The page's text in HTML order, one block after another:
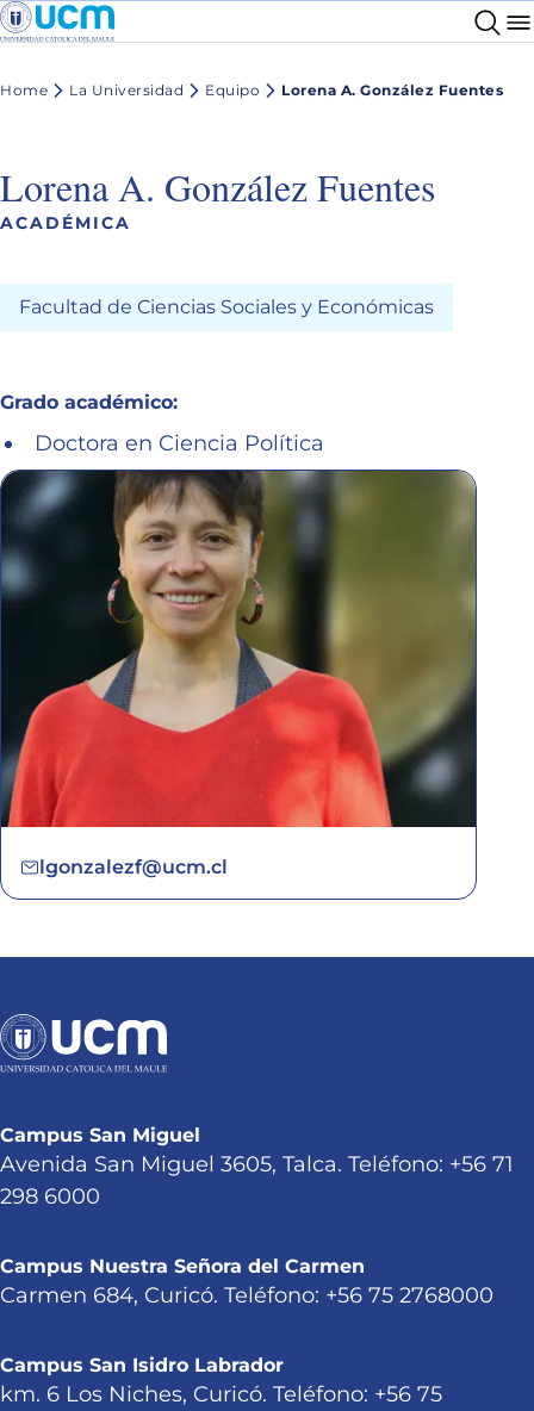
Home La Universidad Equipo Lorena A. González Fuentes
Lorena A. González Fuentes
ACADÉMICA
Facultad de Ciencias Sociales y Económicas
Grado académico:
Doctora en Ciencia Política
lgonzalezf@ucm.cl
Campus San Miguel
Avenida San Miguel 3605, Talca. Teléfono: +56 71
298 6000
Campus Nuestra Señora del Carmen
Carmen 684, Curicó. Teléfono: +56 75 2768000
Campus San Isidro Labrador
km. 6 Los Niches, Curicó. Teléfono: +56 75